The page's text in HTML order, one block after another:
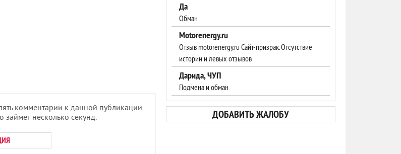
комментарии к данной публикации.
займет несколько секунд.
Да
Обман
Motorenergy.ru
Отзыв motorenergy.ru Сайт-призрак. Отсутствие
истории и левых отзывов
Дарида, ЧУП
Подмена и обман
ДОБАВИТЬ ЖАЛОБУ